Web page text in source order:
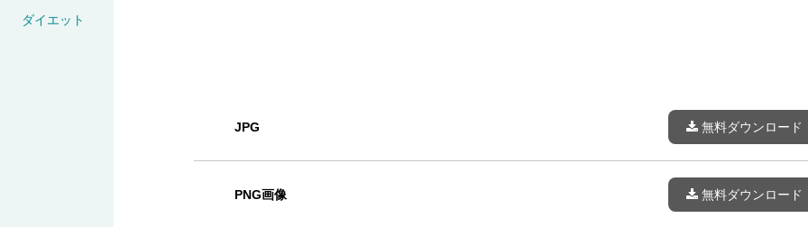
ダイエット
JPG 無料ダウンロード
PNG画像 無料ダウンロード